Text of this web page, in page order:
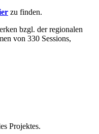
zu finden.
bzgl. der regionalen
von 330 Sessions,
Projektes.